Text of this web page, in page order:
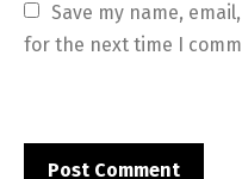
Save my name,
for the next time I